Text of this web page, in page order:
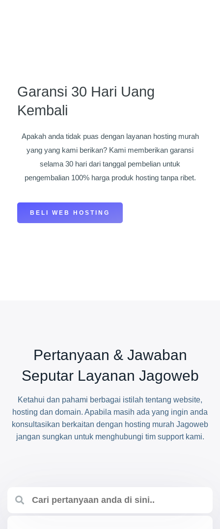
Garansi 30 Hari Uang
Kembali
Apakah anda tidak puas dengan layanan hosting murah
yang yang kami berikan? Kami memberikan garansi
selama 30 hari dari tanggal pembelian untuk
pengembalian 100% harga produk hosting tanpa ribet.
BELI WEB HOSTING
Pertanyaan & Jawaban
Seputar Layanan Jagoweb
Ketahui dan pahami berbagai istilah tentang website,
hosting dan domain. Apabila masih ada yang ingin anda
konsultasikan berkaitan dengan hosting murah Jagoweb
jangan sungkan untuk menghubungi tim support kami.